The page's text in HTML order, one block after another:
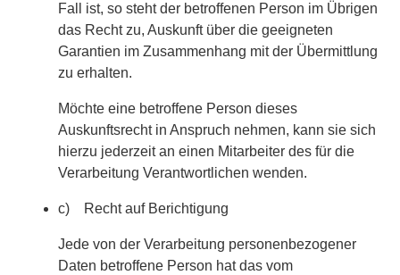
Fall ist, so steht der betroffenen Person im Übrigen
das Recht zu, Auskunft über die geeigneten
Garantien im Zusammenhang mit der Übermittlung
zu erhalten.
Möchte eine betroffene Person dieses
Auskunftsrecht in Anspruch nehmen, kann sie sich
hierzu jederzeit an einen Mitarbeiter des für die
Verarbeitung Verantwortlichen wenden.
c) Recht auf Berichtigung
Jede von der Verarbeitung personenbezogener
Daten betroffene Person hat das vom